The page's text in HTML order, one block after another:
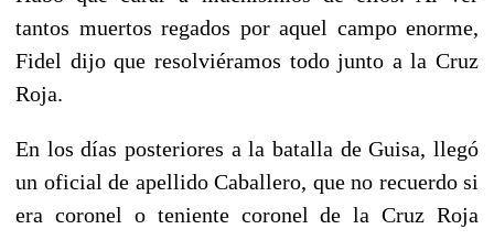
tantos muertos regados por aquel campo enorme,
Fidel dijo que resolviéramos todo junto a la Cruz
Roja.
En los días posteriores a la batalla de Guisa, llegó
un oficial de apellido Caballero, que no recuerdo si
era coronel o teniente coronel de la Cruz Roja